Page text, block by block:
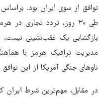
توافق از سوی ایران بود.
طی ۳۰ روز، تردد تجاری در
بازگشایی یک عقب‌نشینی نیست،
مدیریت ترافیک هرمز با
ناوهای جنگی آمریکا از این
در مقابل، مهم‌ترین شرط